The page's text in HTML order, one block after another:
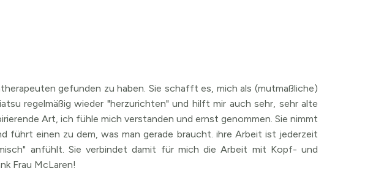
gefunden zu haben. Sie schafft es, mich als (mutmaßliche)
regelmäßig wieder "herzurichten" und hilft mir auch sehr, sehr alte
Art, ich fühle mich verstanden und ernst genommen. Sie nimmt
führt einen zu dem, was man gerade braucht. ihre Arbeit ist jederzeit
anfühlt. Sie verbindet damit für mich die Arbeit mit Kopf- und
Frau McLaren!